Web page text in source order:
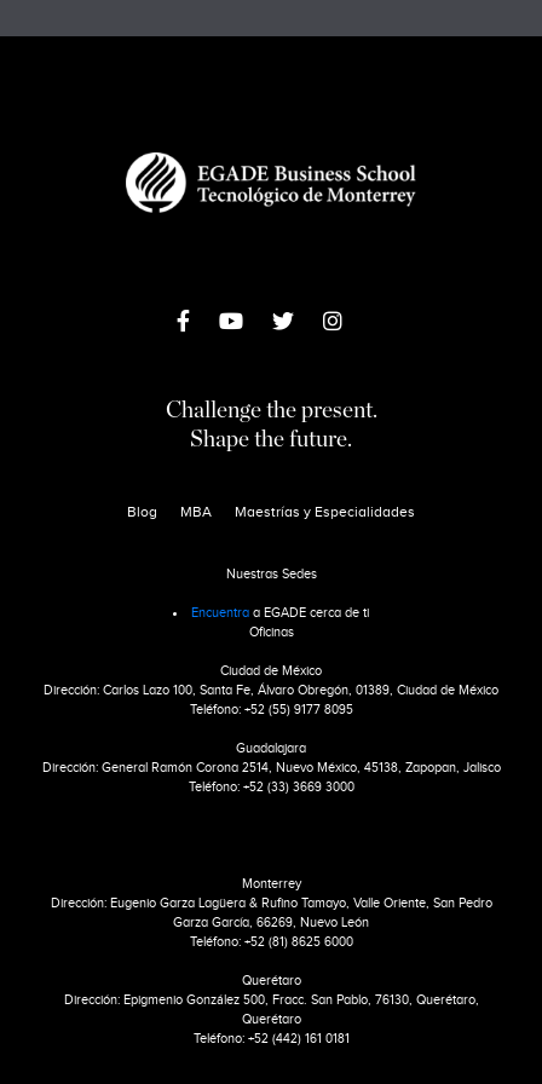
Challenge the present.
Shape the future.
Blog MBA Maestrías y Especialidades
Nuestras Sedes
Encuentra a EGADE cerca de ti
Oficinas
Ciudad de México
Dirección: Carlos Lazo 100, Santa Fe, Álvaro Obregón, 01389, Ciudad de México
Teléfono: +52 (55) 9177 8095
Guadalajara
Dirección: General Ramón Corona 2514, Nuevo México, 45138, Zapopan, Jalisco
Teléfono: +52 (33) 3669 3000
Monterrey
Dirección: Eugenio Garza Lagüera & Rufino Tamayo, Valle Oriente, San Pedro
Garza García, 66269, Nuevo León
Teléfono: +52 (81) 8625 6000
Querétaro
Dirección: Epigmenio González 500, Fracc. San Pablo, 76130, Querétaro,
Querétaro
Teléfono: +52 (442) 161 0181